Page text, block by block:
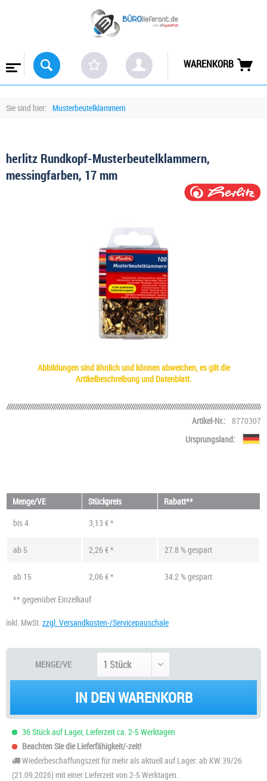
WARENKORB
Sie sind hier: Musterbeutelklammern
herlitz Rundkopf-Musterbeutelklammern,
messingfarben, 17 mm
Abbildungen sind ähnlich und können abweichen, es gilt die
Artikelbeschreibung und Datenblatt.
Artikel-Nr.: 8770307
Ursprungsland:
Menge/VE Stückpreis
Rabatt**
bis4 3,13 € *
ab 5 2,26 € * 27.8 % gespart
ab 15 2,06 € *
34.2 % gespart
** gegenüber Einzelkauf
inkl. MwSt. zzgl. Versandkosten-/Servicepauschale
MENGE/VE
IN DEN WARENKORB
36 Stück auf Lager, Lieferzeit ca. 2-5 Werktagen
Beachten Sie die Lieferfähigkeit/-zeit!
Wiederbeschaffungszeit für mehr als aktuell auf Lager: ab KW 39/26
(21.09.2026) mit einer Lieferzeit von 2-5 Werktagen.